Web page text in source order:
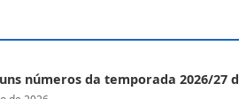
números da temporada 2026/27